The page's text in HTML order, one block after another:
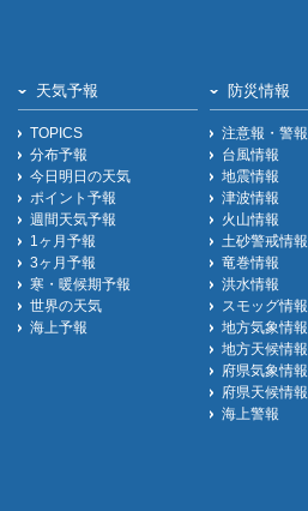
天気予報
TOPICS
分布予報
今日明日の天気
ポイント予報
週間天気予報
1ヶ月予報
3ヶ月予報
寒・暖候期予報
世界の天気
海上予報
防災情報
注意報・警報
台風情報
地震情報
津波情報
火山情報
土砂警戒情報
竜巻情報
洪水情報
スモッグ情報
地方気象情報
地方天候情報
府県気象情報
府県天候情報
海上警報